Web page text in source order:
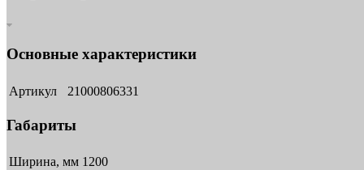
Основные характеристики
Артикул 21000806331
Габариты
Ширина, мм 1200